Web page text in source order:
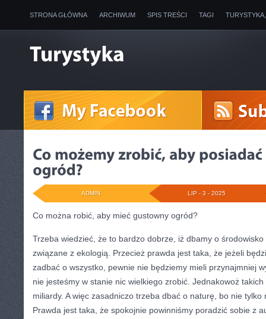
STRONA GŁÓWNA ARCHIWUM SPIS TREŚCI TAGI
LIP - 3 - 2025
ADMIN
Co można robić, aby mieć gustowny ogród?
Trzeba wiedzieć, że to bardzo dobrze, iż dbamy o
związane z ekologią. Przecież prawda jest taka, że jeżeli
zadbać o wszystko, pewnie nie będziemy mieli przynajmniej
nie jesteśmy w stanie nic wielkiego zrobić. Jednakowoż takich
miliardy. A więc zasadniczo trzeba dbać o naturę, bo nie
Prawda jest taka, że spokojnie powinniśmy poradzić sobie z